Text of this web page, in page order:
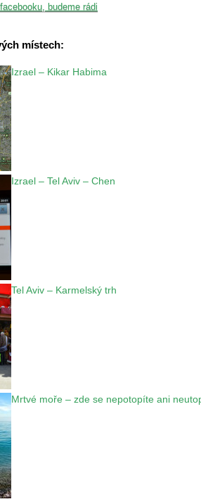
budeme rádi
místech:
Izrael – Kikar Habima
Izrael – Tel Aviv – Chen
Tel Aviv – Karmelský trh
Mrtvé moře – zde se nepotopíte ani